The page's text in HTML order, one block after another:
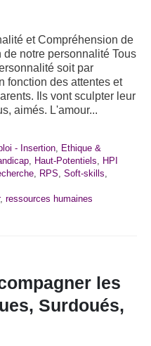
et Compréhension de
de notre personnalité Tous
soit par
fonction des attentes et
Ils vont sculpter leur
aimés. L'amour...
- Insertion, Ethique &
, Haut-Potentiels, HPI
, RPS, Soft-skills,
, ressources humaines
les
Surdoués,